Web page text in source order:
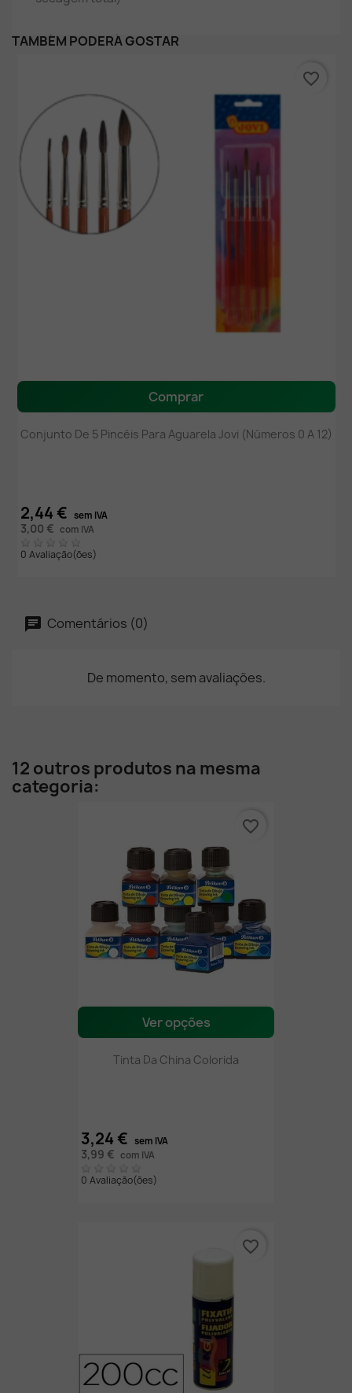
TAMBÉM PODERÁ GOSTAR
Comprar
Conjunto De 5 Pincéis Para Aguarela Jovi (Números 0 A 12)
2,44 € sem IVA
3,00 € com IVA
0 Avaliação(ões)
favorite_border
Comentários (0)
De momento, sem avaliações.
12 outros produtos na mesma
categoria:
Ver opções
Tinta Da China Colorida
3,24 € sem IVA
3,99 € com IVA
0 Avaliação(ões)
favorite_border
favorite_border